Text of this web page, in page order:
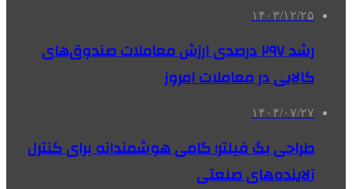
۱۴۰۳/۱۲/۲۵
رشد ۲۹۷ درصدی ارزش معاملات صندوق‌های
کالایی در معاملات امروز
۱۴۰۴/۰۷/۲۷
طراحی بگ فیلتر؛ گامی هوشمندانه برای کنترل
آلاینده‌های صنعتی